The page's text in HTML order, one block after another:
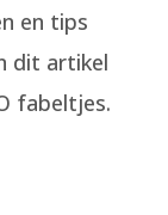
en tips
dit artikel
fabeltjes.